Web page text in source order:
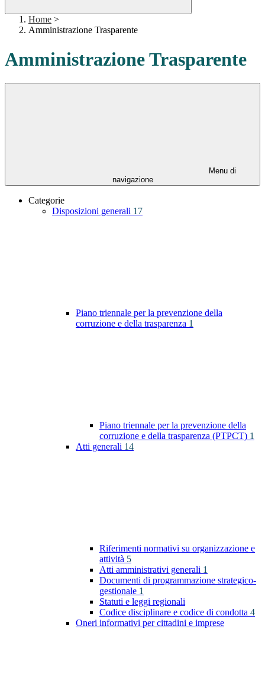
Home >
Amministrazione Trasparente
Amministrazione Trasparente
Menu di
navigazione
Categorie
Disposizioni generali 17
Piano triennale per la prevenzione della
corruzione e della trasparenza 1
Piano triennale per la prevenzione della
corruzione e della trasparenza (PTPCT) 1
Atti generali 14
Riferimenti normativi su organizzazione e
attività 5
Atti amministrativi generali 1
Documenti di programmazione strategico-
gestionale 1
Statuti e leggi regionali
Codice disciplinare e codice di condotta 4
Oneri informativi per cittadini e imprese